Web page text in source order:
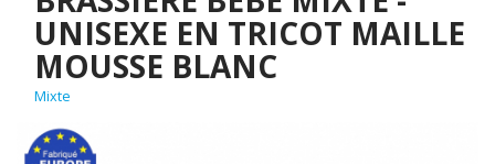
UNISEXE EN TRICOT MAILLE
MOUSSE BLANC
Mixte